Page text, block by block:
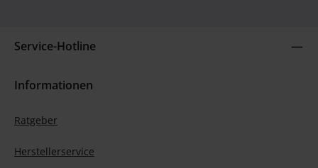
Service-Hotline
Informationen
Ratgeber
Herstellerservice